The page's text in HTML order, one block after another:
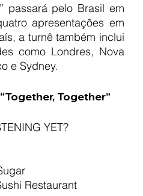
passará pelo Brasil em
apresentações em
a turnê também inclui
como Londres, Nova
e Sydney.
Together”
YET?
Restaurant